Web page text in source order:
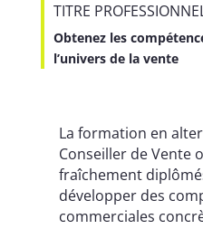
TITRE
Obtenez les
l’univers de la vente
La formation en
Conseiller de Vente
fraîchement
développer des
commerciales